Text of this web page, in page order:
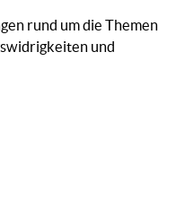
rund um die Themen
und